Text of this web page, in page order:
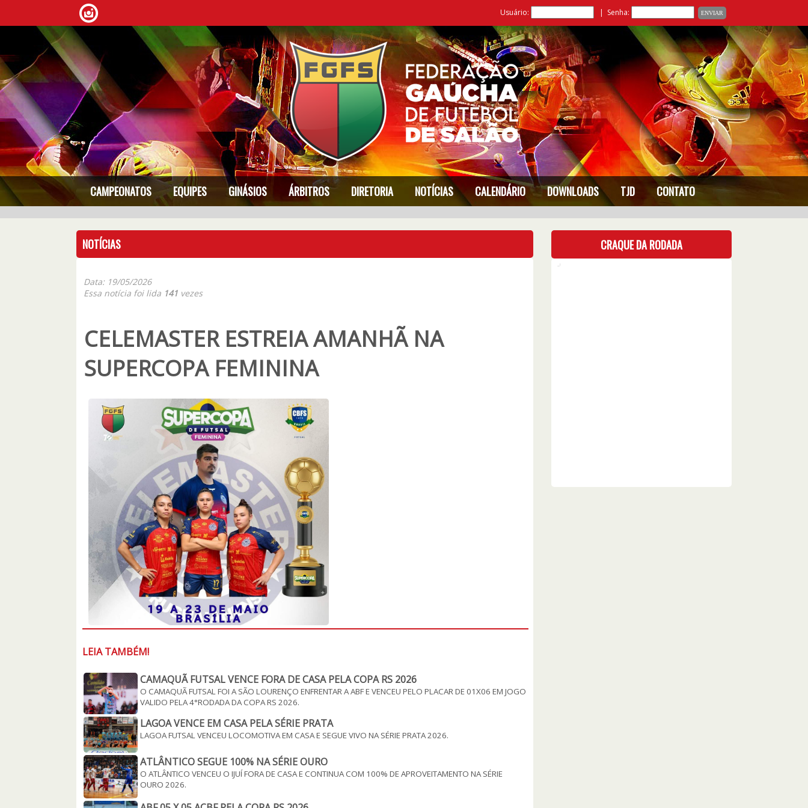
Usuário: | Senha:
CAMPEONATOS EQUIPES GINÁSIOS ÁRBITROS DIRETORIA NOTÍCIAS CALENDÁRIO DOWNLOADS TJD CONTATO
NOTÍCIAS
Data: 19/05/2026
Essa notícia foi lida 141 vezes
CELEMASTER ESTREIA AMANHÃ NA
SUPERCOPA FEMININA
LEIA TAMBÉM!
CAMAQUÃ FUTSAL VENCE FORA DE CASA PELA COPA RS 2026
O CAMAQUÃ FUTSAL FOI A SÃO LOURENÇO ENFRENTAR A ABF E VENCEU PELO PLACAR DE 01X06 EM JOGO
VALIDO PELA 4°RODADA DA COPA RS 2026.
LAGOA VENCE EM CASA PELA SÉRIE PRATA
LAGOA FUTSAL VENCEU LOCOMOTIVA EM CASA E SEGUE VIVO NA SÉRIE PRATA 2026.
ATLÂNTICO SEGUE 100% NA SÉRIE OURO
O ATLÂNTICO VENCEU O IJUÍ FORA DE CASA E CONTINUA COM 100% DE APROVEITAMENTO NA SÉRIE
OURO 2026.
CRAQUE DA RODADA